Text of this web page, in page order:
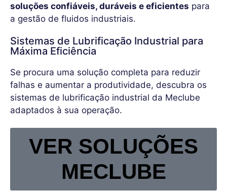
soluções confiáveis, duráveis e eficientes para
a gestão de fluidos industriais.
Sistemas de Lubrificação Industrial para
Máxima Eficiência
Se procura uma solução completa para reduzir
falhas e aumentar a produtividade, descubra os
sistemas de lubrificação industrial da Meclube
adaptados à sua operação.
VER SOLUÇÕES
MECLUBE